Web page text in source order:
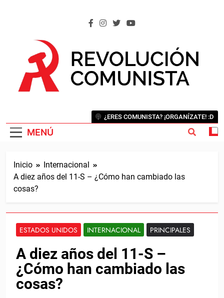
MENÚ
¿ERES COMUNISTA? ¡ORGANÍZATE! :D
Inicio
Internacional
A diez años del 11-S – ¿Cómo han cambiado las
cosas?
ESTADOS UNIDOS INTERNACIONAL PRINCIPALES
A diez años del 11-S –
¿Cómo han cambiado las
cosas?